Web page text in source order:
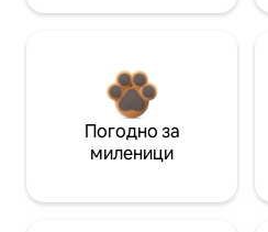
Погодно за
миленици